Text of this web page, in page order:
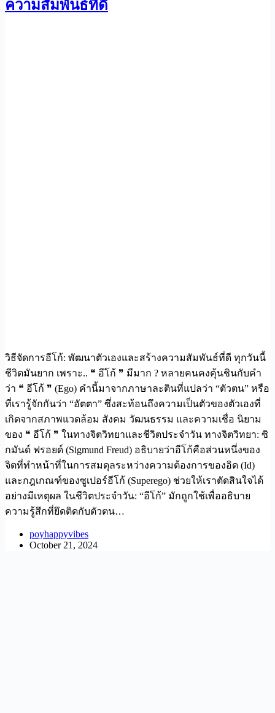
ความสัมพันธ์ที่ดี
วิธีจัดการอีโก้: พัฒนาตัวเองและสร้างความสัมพันธ์ที่ดี ทุกวันนี้
ชีวิตมันยาก เพราะ.. ❝ อีโก้ ❞ มีมาก ? หลายคนคงคุ้นชินกับคำ
ว่า ❝ อีโก้ ❞ (Ego) คำนี้มาจากภาษาละตินที่แปลว่า “ตัวตน” หรือ
ที่เรารู้จักกันว่า “อัตตา” ซึ่งสะท้อนถึงความเป็นตัวของตัวเองที่
เกิดจากสภาพแวดล้อม สังคม วัฒนธรรม และความเชื่อ นิยาม
ของ ❝ อีโก้ ❞ ในทางจิตวิทยาและชีวิตประจำวัน ทางจิตวิทยา: ซิ
กมันด์ ฟรอยด์ (Sigmund Freud) อธิบายว่าอีโก้คือส่วนหนึ่งของ
จิตที่ทำหน้าที่ในการสมดุลระหว่างความต้องการของอิด (Id)
และกฎเกณฑ์ของซูเปอร์อีโก้ (Superego) ช่วยให้เราตัดสินใจได้
อย่างมีเหตุผล ในชีวิตประจำวัน: “อีโก้” มักถูกใช้เพื่ออธิบาย
ความรู้สึกที่ยึดติดกับตัวตน…
poyhappyvibes
October 21, 2024